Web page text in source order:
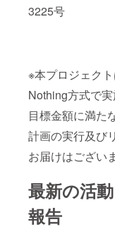
3225号
※本プロジェク
Nothing方式で実
目標金額に満た
計画の実行及び
お届けはござい
最新の活動
報告